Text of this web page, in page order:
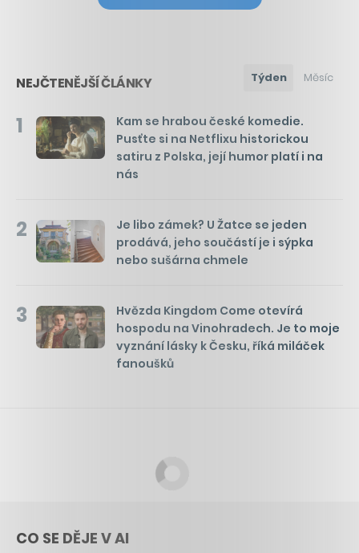
NEJČTENĚJŠÍ ČLÁNKY Týden Měsíc
1
Kam se hrabou české komedie.
Pusťte si na Netflixu historickou
satiru z Polska, její humor platí i na
nás
2
Je libo zámek? U Žatce se jeden
prodává, jeho součástí je i sýpka
nebo sušárna chmele
3
Hvězda Kingdom Come otevírá
hospodu na Vinohradech. Je to moje
vyznání lásky k Česku, říká miláček
fanoušků
CO SE DĚJE V AI